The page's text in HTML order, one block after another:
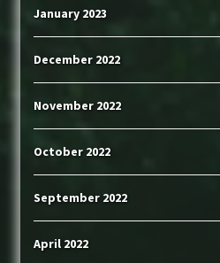
January 2023
December 2022
November 2022
October 2022
September 2022
April 2022